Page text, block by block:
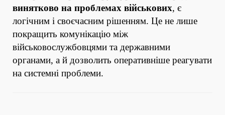
винятково на проблемах військових, є
логічним і своєчасним рішенням. Це не лише
покращить комунікацію між
військовослужбовцями та державними
органами, а й дозволить оперативніше реагувати
на системні проблеми.